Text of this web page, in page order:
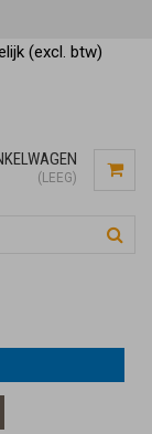
(excl. btw)
(LEEG)